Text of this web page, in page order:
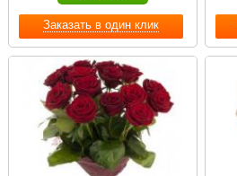
Заказать в один клик